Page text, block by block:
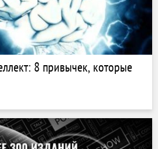
8 привычек, которые